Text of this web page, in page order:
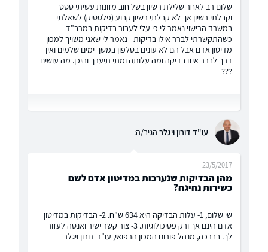
שלום רב לאחר שלילת רשיון בשל חוב מזונות עשיתי טסט
וקבלתי רשיון אך לא קבלתי רשיון קבוע (פלסטיק) לשאלתי
במשרד הרישוי נאמר לי כי עלי לעבור בדיקות במרב"ד
כשהתקשרתי לברר אילו בדיקות - נאמר לי שאני משויך למכון
מדיטון אדם אבל הם לא עונים בטלפון במשך ימים שלמים ואין
דרך לברר איזו בדיקה ומה עלותה ומתי תיערך והיכן. מה עושים
???
עו"ד דורון ויגלר הגיב/ה:
מהן הבדיקות שנערכות במדיטון אדם לשם
כשירות נהיגה?
23/5/2017
שי שלום, 1- עלות הבדיקה היא 634 ש"ח. 2- הבדיקות במדיטון
אדם הינם אך ורק פסיכולוגיות. 3- צור קשר ישיר ואנסה לעזור
לך. בברכה, מנהל פורום המכון הרפואי, עו"ד דורון ויגלר